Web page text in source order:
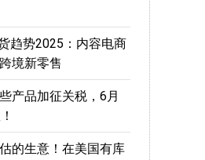
趋势2025：内容电商
境新零售
产品加征关税，6月
的生意！在美国有库